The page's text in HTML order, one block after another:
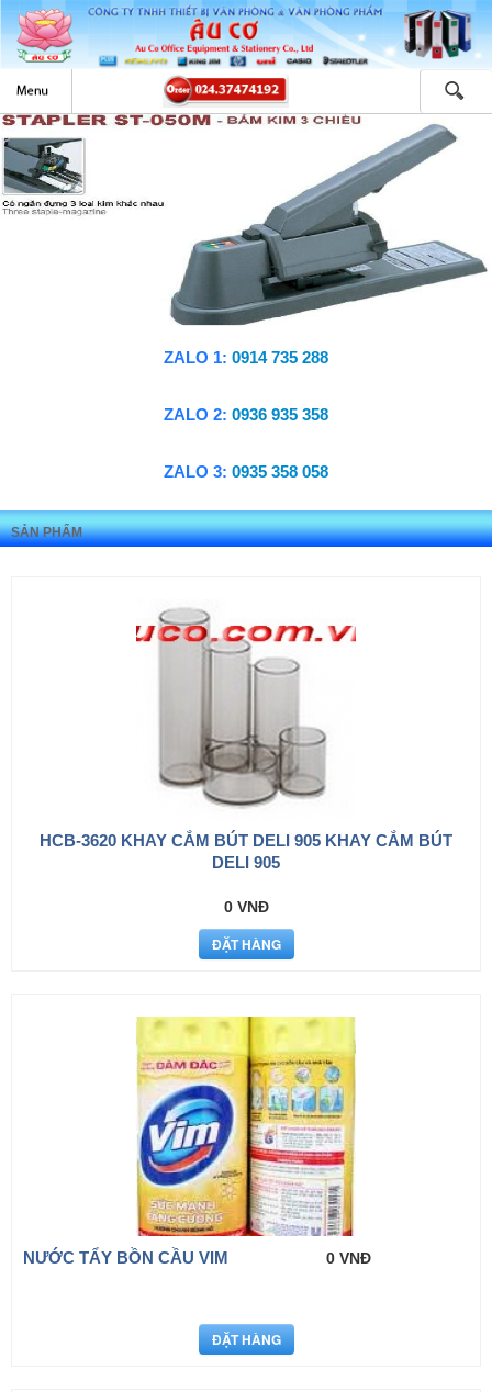
ZALO 1: 0914 735 288
ZALO 2: 0936 935 358
ZALO 3: 0935 358 058
SẢN PHẨM
HCB-3620 KHAY CẮM BÚT DELI 905 KHAY CẮM BÚT
DELI 905
0 VNĐ
NƯỚC TẨY BỒN CẦU VIM 0 VNĐ